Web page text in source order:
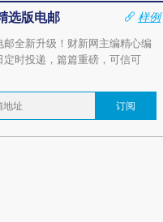
选版电邮
样例
邮全新升级！财新网主编精心编
定时投递，篇篇重磅，可信可
订阅